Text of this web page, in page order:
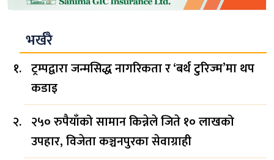
भर्खरै
ट्रम्पद्वारा जन्मसिद्ध नागरिकता र ‘बर्थ टुरिज्म’मा थप
कडाइ
२५० रुपैयाँको सामान किन्नेले जिते १० लाखको
उपहार, विजेता कञ्चनपुरका सेवाग्राही